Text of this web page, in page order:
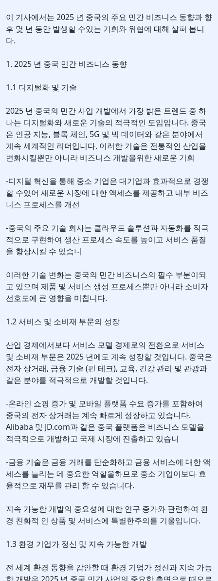
이 기사에서는 2025 년 중국의 주요 민간 비즈니스 동향과 향
후 몇 년 동안 발생할 수있는 기회와 위협에 대해 살펴 봅니
다.
1. 2025 년 중국 민간 비즈니스 동향
1.1 디지털화 및 기술
2025 년 중국의 민간 사업 개발에서 가장 밝은 트렌드 중 하
나는 디지털화와 새로운 기술의 적극적인 도입입니다. 중국
은 인공 지능, 블록 체인, 5G 및 빅 데이터와 같은 분야에서
계속 세계적인 리더입니다. 이러한 기술은 전통적인 산업을
변화시킬뿐만 아니라 비즈니스 개발을위한 새로운 기회
-디지털 혁신을 통해 중소 기업은 대기업과 효과적으로 경쟁
할 수있어 새로운 시장에 대한 액세스를 제공하고 내부 비즈
니스 프로세스를 개선
-중국의 주요 기술 회사는 클라우드 솔루션과 자동화를 적극
적으로 구현하여 생산 프로세스 속도를 높이고 서비스 품질
을 향상시킬 수 있습니
이러한 기술 변화는 중국의 민간 비즈니스의 필수 부분이되
고 있으며 제품 및 서비스 생성 프로세스뿐만 아니라 소비자
선호도에 큰 영향을 미칩니다.
1.2 서비스 및 소비재 부문의 성장
산업 경제에서보다 서비스 모델 경제로의 전환으로 서비스
및 소비재 부문은 2025 년에도 계속 성장할 것입니다. 중국은
전자 상거래, 금융 기술 (핀 테크), 교육, 건강 관리 및 관광과
같은 분야를 적극적으로 개발할 것입니다.
-온라인 쇼핑 증가 및 모바일 플랫폼 수요 증가를 포함하여
중국의 전자 상거래는 계속 빠르게 성장하고 있습니다.
Alibaba 및 JD.com과 같은 중국 플랫폼은 비즈니스 모델을
적극적으로 개발하고 국제 시장에 진출하고 있습니
-금융 기술은 금융 거래를 단순화하고 금융 서비스에 대한 액
세스를 늘리는 데 중요한 역할을하므로 중소 기업이보다 효
율적으로 재무를 관리 할 수 있습니다.
지속 가능한 개발의 중요성에 대한 인구 증가와 관련하여 환
경 친화적 인 상품 및 서비스에 특별한주의를 기울입니다.
1.3 환경 기업가 정신 및 지속 가능한 개발
전 세계 환경 동향을 감안할 때 환경 기업가 정신과 지속 가능